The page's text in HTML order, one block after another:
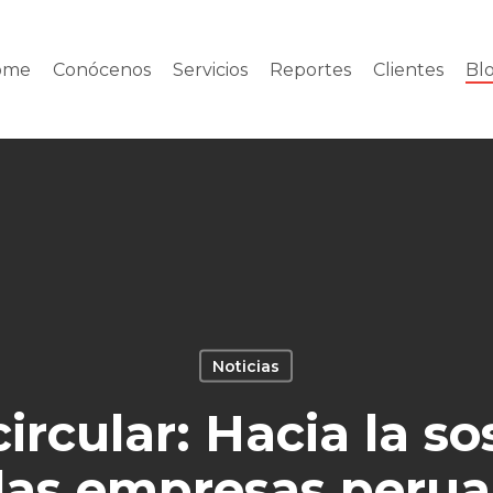
Conócenos Servicios Reportes Clientes
Noticias
Hacia la